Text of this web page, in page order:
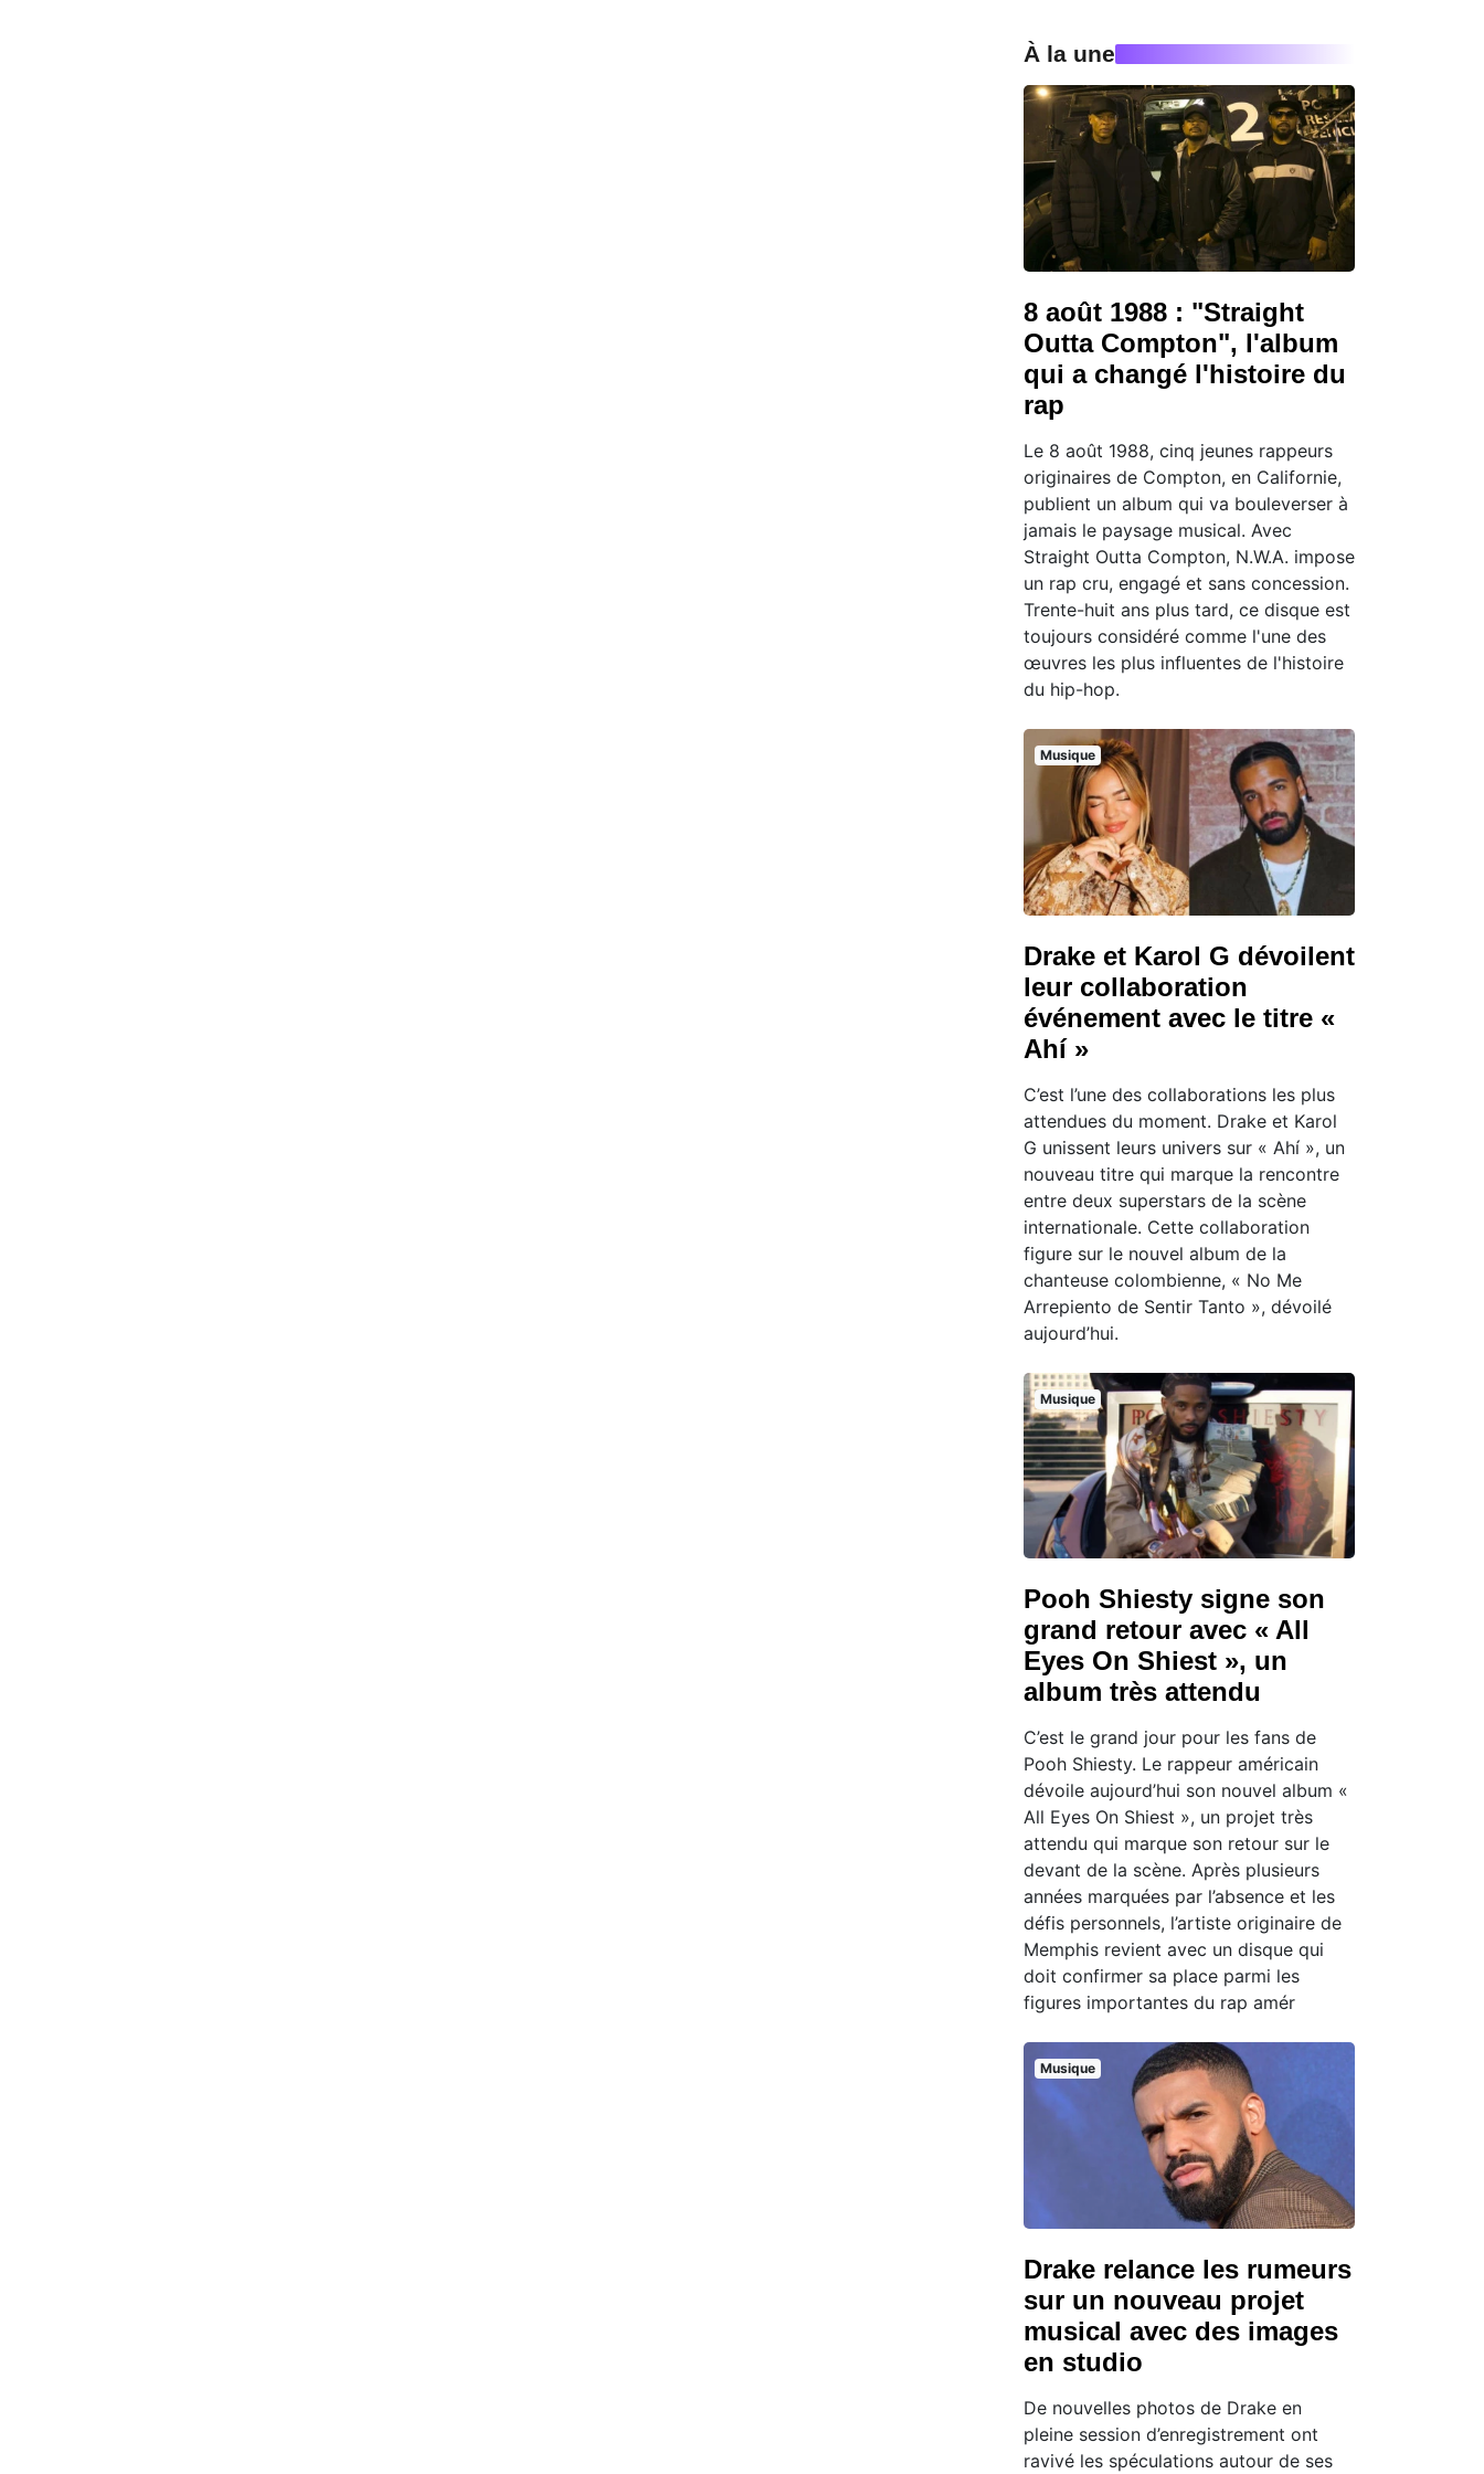
À la une
8 août 1988 : "Straight
Outta Compton", l'album
qui a changé l'histoire du
rap
Le 8 août 1988, cinq jeunes rappeurs
originaires de Compton, en Californie,
publient un album qui va bouleverser à
jamais le paysage musical. Avec
Straight Outta Compton, N.W.A. impose
un rap cru, engagé et sans concession.
Trente-huit ans plus tard, ce disque est
toujours considéré comme l'une des
œuvres les plus influentes de l'histoire
du hip-hop.
Musique
Drake et Karol G dévoilent
leur collaboration
événement avec le titre «
Ahí »
C’est l’une des collaborations les plus
attendues du moment. Drake et Karol
G unissent leurs univers sur « Ahí », un
nouveau titre qui marque la rencontre
entre deux superstars de la scène
internationale. Cette collaboration
figure sur le nouvel album de la
chanteuse colombienne, « No Me
Arrepiento de Sentir Tanto », dévoilé
aujourd’hui.
Musique
Pooh Shiesty signe son
grand retour avec « All
Eyes On Shiest », un
album très attendu
C’est le grand jour pour les fans de
Pooh Shiesty. Le rappeur américain
dévoile aujourd’hui son nouvel album «
All Eyes On Shiest », un projet très
attendu qui marque son retour sur le
devant de la scène. Après plusieurs
années marquées par l’absence et les
défis personnels, l’artiste originaire de
Memphis revient avec un disque qui
doit confirmer sa place parmi les
figures importantes du rap amér
Musique
Drake relance les rumeurs
sur un nouveau projet
musical avec des images
en studio
De nouvelles photos de Drake en
pleine session d’enregistrement ont
ravivé les spéculations autour de ses